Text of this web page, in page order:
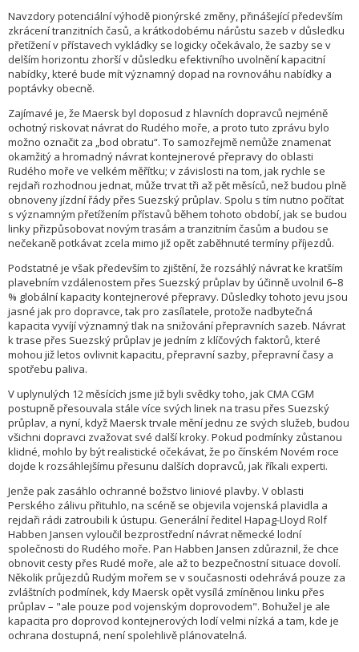
Navzdory potenciální výhodě pionýrské změny, přinášející především
zkrácení tranzitních časů, a krátkodobému nárůstu sazeb v důsledku
přetížení v přístavech vykládky se logicky očekávalo, že sazby se v
delším horizontu zhorší v důsledku efektivního uvolnění kapacitní
nabídky, které bude mít významný dopad na rovnováhu nabídky a
poptávky obecně.
Zajímavé je, že Maersk byl doposud z hlavních dopravců nejméně
ochotný riskovat návrat do Rudého moře, a proto tuto zprávu bylo
možno označit za „bod obratu“. To samozřejmě nemůže znamenat
okamžitý a hromadný návrat kontejnerové přepravy do oblasti
Rudého moře ve velkém měřítku; v závislosti na tom, jak rychle se
rejdaři rozhodnou jednat, může trvat tři až pět měsíců, než budou plně
obnoveny jízdní řády přes Suezský průplav. Spolu s tím nutno počítat
s významným přetížením přístavů během tohoto období, jak se budou
linky přizpůsobovat novým trasám a tranzitním časům a budou se
nečekaně potkávat zcela mimo již opět zaběhnuté termíny příjezdů.
Podstatné je však především to zjištění, že rozsáhlý návrat ke kratším
plavebním vzdálenostem přes Suezský průplav by účinně uvolnil 6–8
% globální kapacity kontejnerové přepravy. Důsledky tohoto jevu jsou
jasné jak pro dopravce, tak pro zasílatele, protože nadbytečná
kapacita vyvíjí významný tlak na snižování přepravních sazeb. Návrat
k trase přes Suezský průplav je jedním z klíčových faktorů, které
mohou již letos ovlivnit kapacitu, přepravní sazby, přepravní časy a
spotřebu paliva.
V uplynulých 12 měsících jsme již byli svědky toho, jak CMA CGM
postupně přesouvala stále více svých linek na trasu přes Suezský
průplav, a nyní, když Maersk trvale mění jednu ze svých služeb, budou
všichni dopravci zvažovat své další kroky. Pokud podmínky zůstanou
klidné, mohlo by být realistické očekávat, že po čínském Novém roce
dojde k rozsáhlejšímu přesunu dalších dopravců, jak říkali experti.
Jenže pak zasáhlo ochranné božstvo liniové plavby. V oblasti
Perského zálivu přituhlo, na scéně se objevila vojenská plavidla a
rejdaři rádi zatroubili k ústupu. Generální ředitel Hapag-Lloyd Rolf
Habben Jansen vyloučil bezprostřední návrat německé lodní
společnosti do Rudého moře. Pan Habben Jansen zdůraznil, že chce
obnovit cesty přes Rudé moře, ale až to bezpečnostní situace dovolí.
Několik průjezdů Rudým mořem se v současnosti odehrává pouze za
zvláštních podmínek, kdy Maersk opět vysílá zmíněnou linku přes
průplav – "ale pouze pod vojenským doprovodem". Bohužel je ale
kapacita pro doprovod kontejnerových lodí velmi nízká a tam, kde je
ochrana dostupná, není spolehlivě plánovatelná.